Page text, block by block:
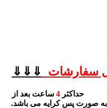
سفارشات ⇓
⇓
⇓
4 ساعت بعد از
صورت پس کرایه می باشد.